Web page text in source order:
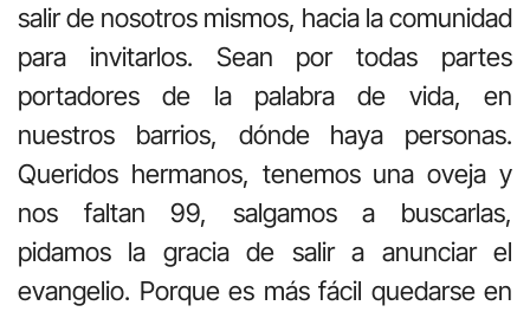
salir de nosotros mismos, hacia la comunidad
para invitarlos. Sean por todas partes
portadores de la palabra de vida, en
nuestros barrios, dónde haya personas.
Queridos hermanos, tenemos una oveja y
nos faltan 99, salgamos a buscarlas,
pidamos la gracia de salir a anunciar el
evangelio. Porque es más fácil quedarse en